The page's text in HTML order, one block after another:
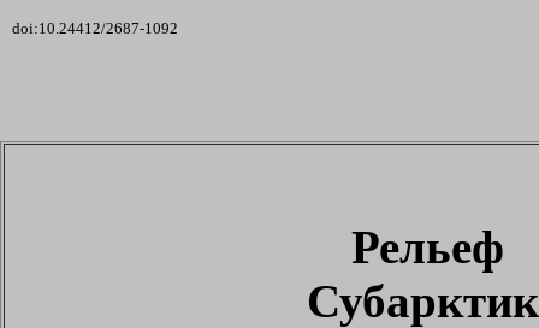
doi:10.24412/2687-1092
Рельеф